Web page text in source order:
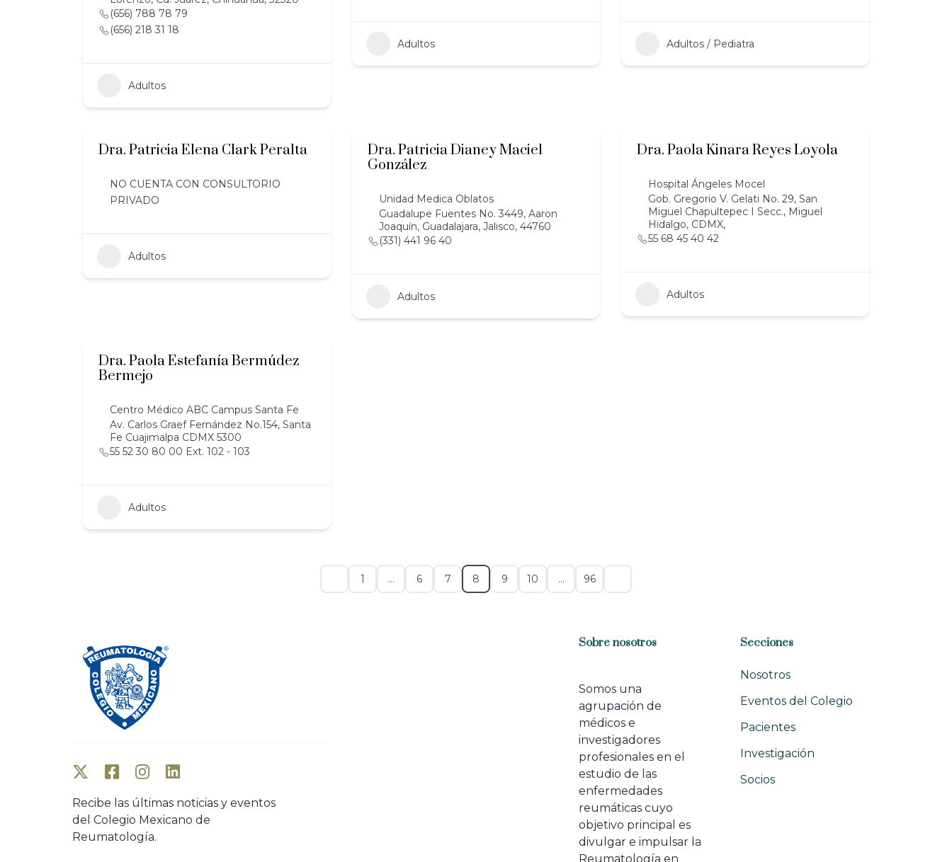
(656) 788 78 79
(656) 218 31 18
Adultos
Adultos Adultos / Pediatra
Dra. Patricia Elena Clark Peralta
NO CUENTA CON CONSULTORIO
PRIVADO
Adultos
Dra. Patricia Dianey Maciel
González
Unidad Medica Oblatos
Guadalupe Fuentes No. 3449, Aaron
Joaquín, Guadalajara, Jalisco, 44760
(331) 441 96 40
Adultos
Dra. Paola Kinara Reyes Loyola
Hospital Ángeles Mocel
Gob. Gregorio V. Gelati No. 29, San
Miguel Chapultepec I Secc., Miguel
Hidalgo, CDMX,
55 68 45 40 42
Adultos
Dra. Paola Estefanía Bermúdez
Bermejo
Centro Médico ABC Campus Santa Fe
Av. Carlos Graef Fernández No.154, Santa
Fe Cuajimalpa CDMX 5300
55 52 30 80 00 Ext. 102 - 103
Adultos
1 … 6 7 8 9 10 … 96
Recibe las últimas noticias y eventos
del Colegio Mexicano de
Reumatología.
Sobre nosotros
Somos una
agrupación de
médicos e
investigadores
profesionales en el
estudio de las
enfermedades
reumáticas cuyo
objetivo principal es
divulgar e impulsar la
Reumatología en
Secciones
Nosotros
Eventos del Colegio
Pacientes
Investigación
Socios